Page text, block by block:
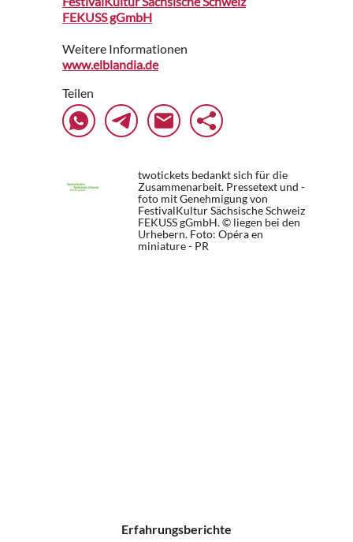
FEKUSS gGmbH
Weitere Informationen
www.elblandia.de
Teilen
twotickets bedankt sich für die
Zusammenarbeit. Pressetext und -
foto mit Genehmigung von
FestivalKultur Sächsische Schweiz
FEKUSS gGmbH. © liegen bei den
Urhebern. Foto: Opéra en
miniature - PR
Erfahrungsberichte